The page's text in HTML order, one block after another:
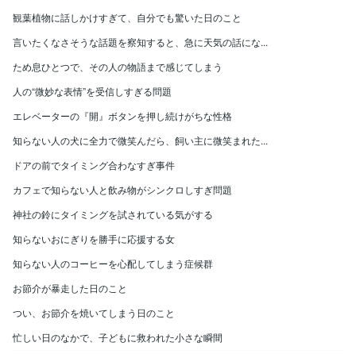
観葉植物に話しかけすぎて、自分でも驚いた日のこと
言いたくなさそうな話題を察知すると、急に天気の話にな...
ため息ひとつで、その人の物語まで感じてしまう
人の“微妙な表情”を受信しすぎる問題
エレベーターの『開』ボタンを押し続けがちな性格
知らない人の犬に全力で微笑んだら、飼い主に微笑まれた...
ドアの前でタイミング合わなすぎ事件
カフェで知らない人と飲み物がシンクロしすぎ問題
神社の鈴にタイミングを試されている気がする
知らないおにぎりを勝手に応援する女
知らない人のコーヒーを心配してしまう症候群
お節介が暴走した日のこと
つい、お節介を焼いてしまう日のこと
忙しい日のなかで、子どもに救われた小さな瞬間